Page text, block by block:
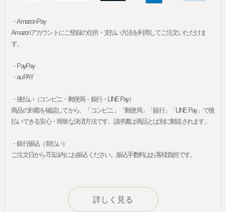
・Amazon Pay
Amazonアカウントにご登録の住所・支払い方法を利用してご注文いただけま
す。
・PayPay
・au PAY
・後払い（コンビニ・郵便局・銀行・LINE Pay）
商品の到着を確認してから、「コンビニ」「郵便局」「銀行」「LINE Pay」で後
払いできる安心・簡単な決済方法です。請求書は商品とは別に郵送されます。
・銀行振込（前払い）
ご注文日から7日以内にお振込ください。振込手数料はお客様負担です。
詳しく見る